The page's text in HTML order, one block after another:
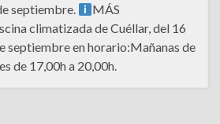
septiembre.
MÁS
climatizada de Cuéllar, del 16
septiembre en horario:Mañanas de
de 17,00h a 20,00h.